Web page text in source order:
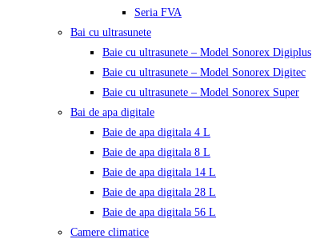
Seria FVA
Bai cu ultrasunete
Baie cu ultrasunete – Model Sonorex Digiplus
Baie cu ultrasunete – Model Sonorex Digitec
Baie cu ultrasunete – Model Sonorex Super
Bai de apa digitale
Baie de apa digitala 4 L
Baie de apa digitala 8 L
Baie de apa digitala 14 L
Baie de apa digitala 28 L
Baie de apa digitala 56 L
Camere climatice